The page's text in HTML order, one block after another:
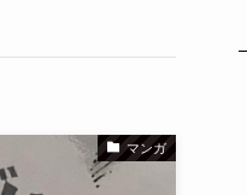
マンガ